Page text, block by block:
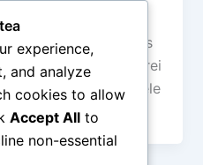
Brașovul a atras
datorită atmosferei
străjuită de muntele
experience,
and analyze
cookies to allow
Accept All to
non-essential